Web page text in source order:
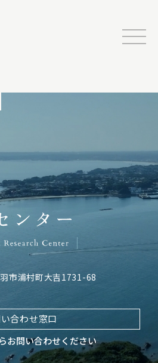
三重大学海女研究センター
市浦村町大吉1731-68
合わせ窓口
お問い合わせください